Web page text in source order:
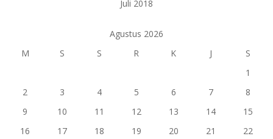
Juli 2018
Agustus 2026
M
S S R K J
S
1
2
3 4 5 6 7
8
9
10 11 12 13 14
15
16
17 18 19 20 21
22